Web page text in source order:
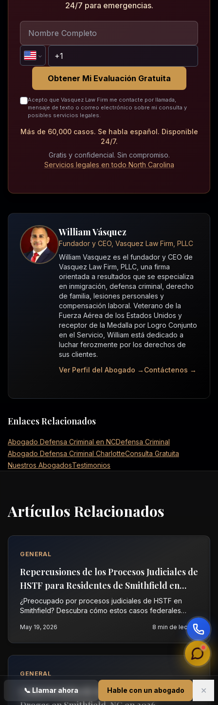
📞 Llamar ahora Hable con un abogado ✕
24/7 para emergencias.
Obtener Mi Evaluación Gratuita
Acepto que Vasquez Law Firm me contacte por llamada,
mensaje de texto o correo electrónico sobre mi consulta y
posibles servicios legales.
Más de 60,000 casos. Se habla español. Disponible
24/7.
Gratis y confidencial. Sin compromiso.
Servicios legales en todo North Carolina
William Vásquez
Fundador y CEO, Vasquez Law Firm, PLLC
William Vasquez es el fundador y CEO de
Vasquez Law Firm, PLLC, una firma
orientada a resultados que se especializa
en inmigración, defensa criminal, derecho
de familia, lesiones personales y
compensación laboral. Veterano de la
Fuerza Aérea de los Estados Unidos y
receptor de la Medalla por Logro Conjunto
en el Servicio, William está dedicado a
luchar ferozmente por los derechos de
sus clientes.
Ver Perfil del Abogado → Contáctenos →
Enlaces Relacionados
Abogado Defensa Criminal en NCDefensa Criminal
Abogado Defensa Criminal CharlotteConsulta Gratuita
Nuestros AbogadosTestimonios
Artículos Relacionados
GENERAL
Repercusiones de los Procesos Judiciales de
HSTF para Residentes de Smithfield en
2026
¿Preocupado por procesos judiciales de HSTF en
Smithfield? Descubra cómo estos casos federales
Law para una consulta gratuita.
May 19, 2026 8 min de lectura
GENERAL
Consecuencias de Enfrentar Cargos por